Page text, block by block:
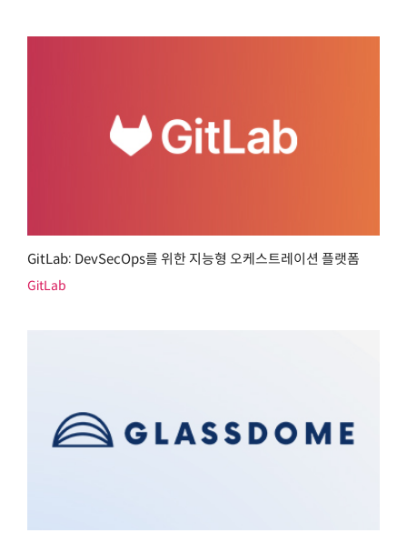
GitLab: DevSecOps를 위한 지능형 오케스트레이션 플랫폼
GitLab